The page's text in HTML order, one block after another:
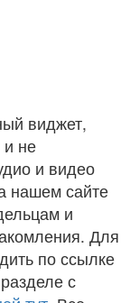
виджет,
и не
и видео
нашем сайте
и
Для
по ссылке
с